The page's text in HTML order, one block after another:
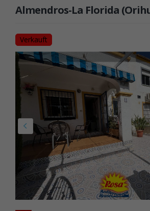
Almendros-La Florida
Verkauft